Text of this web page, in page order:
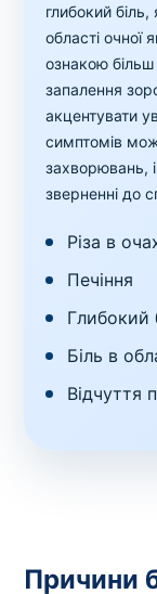
глибокий
області
ознакою
запалення
акцентувати
симптомів
захворювань,
зверненні до
Різа в
Печіння
Глибокий
Біль в
Відчуття
Причини